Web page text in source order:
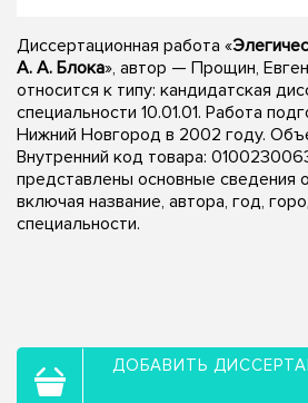
Диссертационная работа «
А. А. Блока», автор — Прощин,
относится к типу: кандидатская
специальности 10.01.01. Работа
Нижний Новгород в 2002 году.
Внутренний код товара:
представлены основные сведения
включая название, автора, год,
специальности.
ДОБАВИТЬ